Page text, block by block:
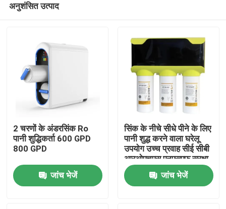
घर
अनुशंसित उत्पाद
2 चरणों के अंडरसिंक Ro
पानी शुद्धिकर्ता 600 GPD
800 GPD
जांच भेजें
सिंक के नीचे सीधे पीने के लिए
पानी शुद्ध करने वाला घरेलू
उपयोग उच्च प्रवाह सीई सीबी
आरओएचएस एनएसएफ सुरक्षा
चिह्न जल चिह्न प्रमाणित
जांच भेजें